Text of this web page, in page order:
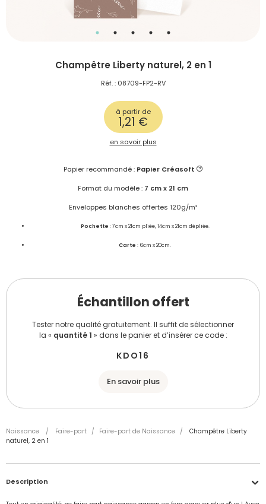
Champêtre Liberty naturel, 2 en 1
Réf. : 08709-FP2-RV
à partir de
1,21 €
en savoir plus
Papier recommandé :Papier Créasoft
Format du modèle : 7 cm x 21 cm
Enveloppes blanches offertes 120g/m²
Pochette : 7cm x 21cm pliée, 14cm x 21cm dépliée.
Carte : 6cm x 20cm.
Échantillon offert
Tester notre qualité gratuitement. Il suffit de sélectionner
la « quantité 1 » dans le panier et d’insérer ce code :
KDO16
En savoir plus
Naissance / Faire-part / Faire-part de Naissance /
Champêtre Liberty
naturel, 2 en 1
Description